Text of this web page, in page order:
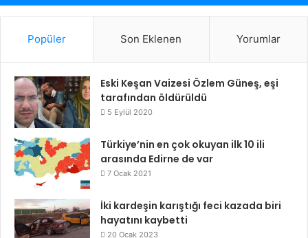
Popüler Son Eklenen Yorumlar
Eski Keşan Vaizesi Özlem Güneş, eşi
tarafından öldürüldü
5 Eylül 2020
Türkiye’nin en çok okuyan ilk 10 ili
arasında Edirne de var
7 Ocak 2021
İki kardeşin karıştığı feci kazada biri
hayatını kaybetti
20 Ocak 2023